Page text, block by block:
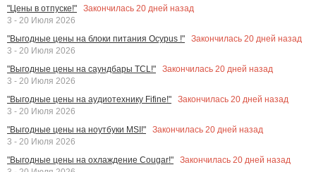
"Цены в отпуске!"
Закончилась 20 дней назад
3 - 20 Июля 2026
"Выгодные цены на блоки питания Ocypus !"
Закончилась 20 дней назад
3 - 20 Июля 2026
"Выгодные цены на саундбары TCL!"
Закончилась 20 дней назад
3 - 20 Июля 2026
"Выгодные цены на аудиотехнику Fifine!"
Закончилась 20 дней назад
3 - 20 Июля 2026
"Выгодные цены на ноутбуки MSI!"
Закончилась 20 дней назад
3 - 20 Июля 2026
"Выгодные цены на охлаждение Cougar!"
Закончилась 20 дней назад